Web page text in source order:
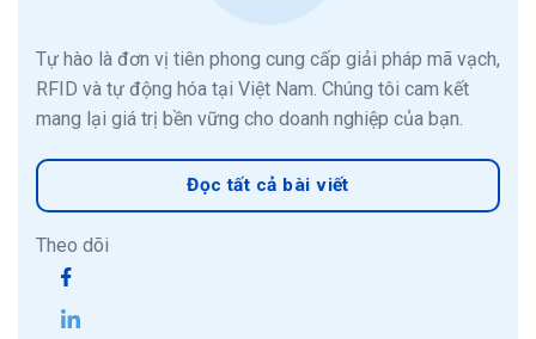
Tự hào là đơn vị tiên phong cung cấp giải pháp mã vạch,
RFID và tự động hóa tại Việt Nam. Chúng tôi cam kết
mang lại giá trị bền vững cho doanh nghiệp của bạn.
Đọc tất cả bài viết
Theo dõi